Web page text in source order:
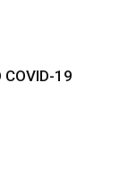
COVID-19